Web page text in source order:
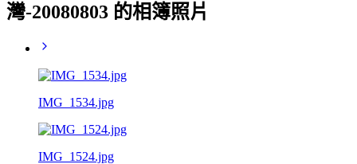
灣-20080803 的相簿照片
IMG_1534.jpg
IMG_1524.jpg